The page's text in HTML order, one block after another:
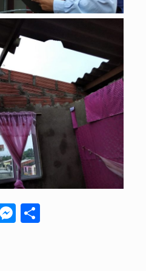
Telegram
Messenger